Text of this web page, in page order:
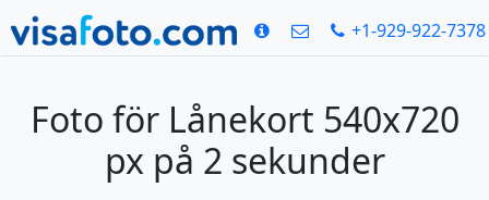
+1-929-922-7378
Foto för Lånekort 540x720
px på 2 sekunder